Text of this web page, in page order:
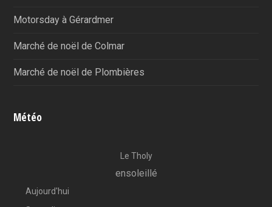
Motorsday à Gérardmer
Marché de noël de Colmar
Marché de noël de Plombières
Météo
Le Tholy
ensoleillé
Aujourd'hui